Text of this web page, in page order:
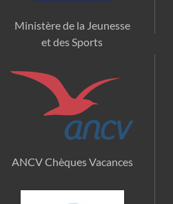
Ministère de la Jeunesse
et des Sports
ANCV Chèques Vacances